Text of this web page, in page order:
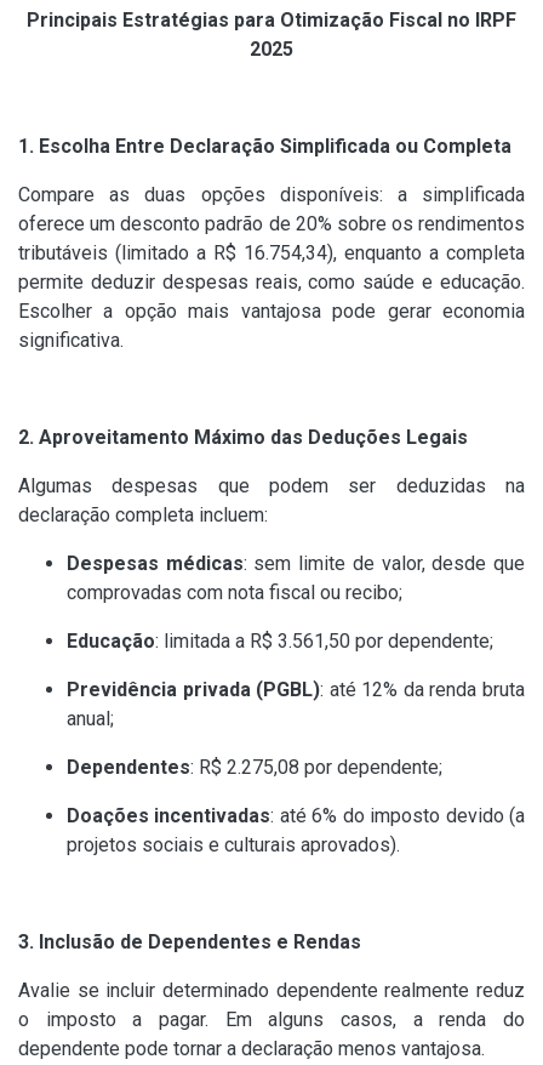
Principais Estratégias para Otimização Fiscal no IRPF
2025
1. Escolha Entre Declaração Simplificada ou Completa
Compare as duas opções disponíveis: a simplificada
oferece um desconto padrão de 20% sobre os rendimentos
tributáveis (limitado a R$ 16.754,34), enquanto a completa
permite deduzir despesas reais, como saúde e educação.
Escolher a opção mais vantajosa pode gerar economia
significativa.
2. Aproveitamento Máximo das Deduções Legais
Algumas despesas que podem ser deduzidas na
declaração completa incluem:
Despesas médicas: sem limite de valor, desde que
comprovadas com nota fiscal ou recibo;
Educação: limitada a R$ 3.561,50 por dependente;
Previdência privada (PGBL): até 12% da renda bruta
anual;
Dependentes: R$ 2.275,08 por dependente;
Doações incentivadas: até 6% do imposto devido (a
projetos sociais e culturais aprovados).
3. Inclusão de Dependentes e Rendas
Avalie se incluir determinado dependente realmente reduz
o imposto a pagar. Em alguns casos, a renda do
dependente pode tornar a declaração menos vantajosa.